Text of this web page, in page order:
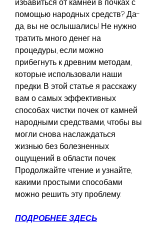
помощью народных средств? Да-
да, вы не ослышались! Не нужно
тратить много денег на
процедуры, если можно
прибегнуть к древним методам,
которые использовали наши
предки. В этой статье я расскажу
вам о самых эффективных
способах чистки почек от камней
народными средствами, чтобы вы
могли снова наслаждаться
жизнью без болезненных
ощущений в области почек.
Продолжайте чтение и узнайте,
какими простыми способами
можно решить эту проблему.
ПОДРОБНЕЕ ЗДЕСЬ